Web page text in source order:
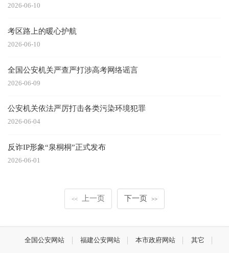
2026-06-10
考区路上的暖心护航
2026-06-10
全国公安机关严查严打涉高考网络谣言
2026-06-09
公安机关依法严厉打击各类污染环境犯罪
2026-06-04
反诈IP形象“泉桐桐”正式发布
2026-06-01
<< 上一页 下一页 >>
全国公安网站 福建公安网站 本市政府网站 其它